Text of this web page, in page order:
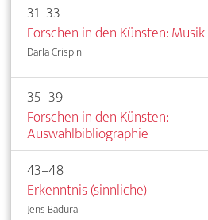
31–33
Forschen in den Künsten: Musik
Darla Crispin
35–39
Forschen in den Künsten:
Auswahlbibliographie
43–48
Erkenntnis (sinnliche)
Jens Badura